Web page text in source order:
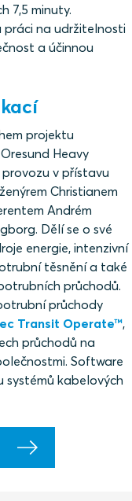
7,5 minuty.
na udržitelnosti
a účinnou
projektu
Heavy
v přístavu
Christianem
Andrém
Dělí se o své
energie, intenzivní
těsnění a také
průchodů.
průchody
Transit Operate™,
průchodů na
Software
systémů kabelových